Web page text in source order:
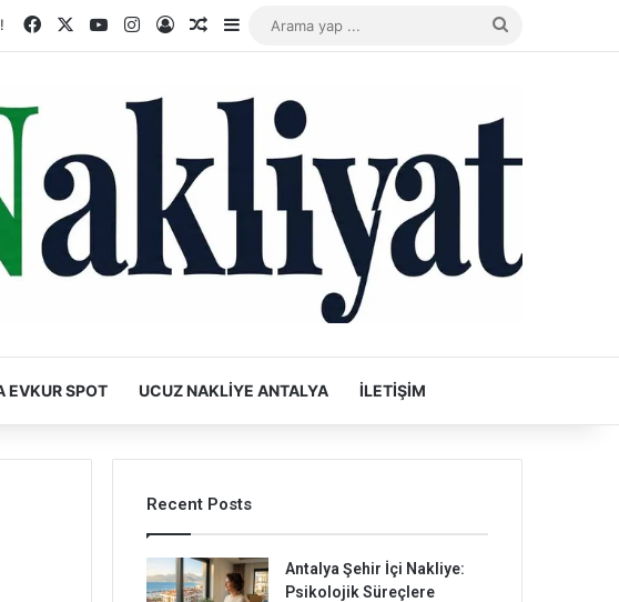
FacebookYouTubeInstagram
Kayıt OlRastgele Makale
Kenar Bölmesi
EVKUR SPOT UCUZ NAKLIYE ANTALYA İLETIŞIM
Recent Posts
Antalya Şehir İçi Nakliye:
Psikolojik Süreçlere